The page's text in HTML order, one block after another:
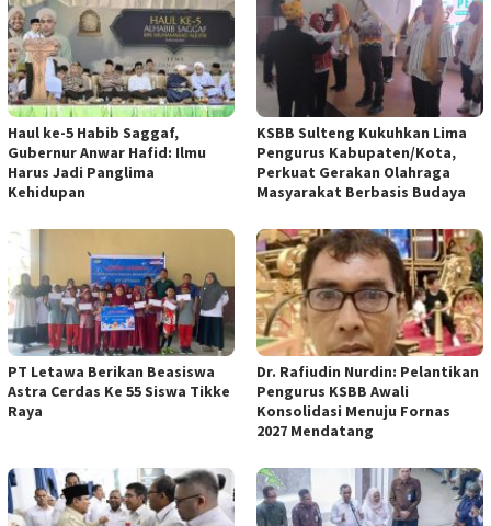
Haul ke-5 Habib Saggaf,
Gubernur Anwar Hafid: Ilmu
Harus Jadi Panglima
Kehidupan
KSBB Sulteng Kukuhkan Lima
Pengurus Kabupaten/Kota,
Perkuat Gerakan Olahraga
Masyarakat Berbasis Budaya
PT Letawa Berikan Beasiswa
Astra Cerdas Ke 55 Siswa Tikke
Raya
Dr. Rafiudin Nurdin: Pelantikan
Pengurus KSBB Awali
Konsolidasi Menuju Fornas
2027 Mendatang